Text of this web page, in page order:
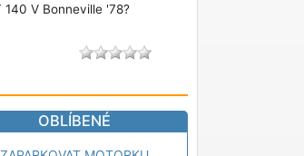
V Bonneville '78?
OBLÍBENÉ